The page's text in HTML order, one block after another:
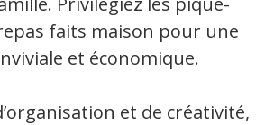
faits maison pour une
et économique.
et de créativité,